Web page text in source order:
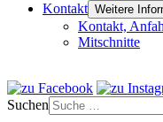
Kontakt Weitere
Kontakt,
Mitschnitte
Suchen